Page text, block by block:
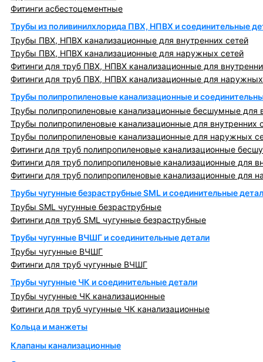
Фитинги асбестоцементные
Трубы из поливинилхлорида ПВХ, НПВХ и соединительные
Трубы ПВХ, НПВХ канализационные для внутренних сетей
Трубы ПВХ, НПВХ канализационные для наружных сетей
Фитинги для труб ПВХ, НПВХ канализационные для
Фитинги для труб ПВХ, НПВХ канализационные для
Трубы полипропиленовые канализационные и
Трубы полипропиленовые канализационные бесшумные для
Трубы полипропиленовые канализационные для внутренних
Трубы полипропиленовые канализационные для наружных
Фитинги для труб полипропиленовые канализационные
Фитинги для труб полипропиленовые канализационные для
Фитинги для труб полипропиленовые канализационные для
Трубы чугунные безраструбные SML и соединительные
Трубы SML чугунные безраструбные
Фитинги для труб SML чугунные безраструбные
Трубы чугунные ВЧШГ и соединительные детали
Трубы чугунные ВЧШГ
Фитинги для труб чугунные ВЧШГ
Трубы чугунные ЧК и соединительные детали
Трубы чугунные ЧК канализационные
Фитинги для труб чугунные ЧК канализационные
Кольца и манжеты
Клапаны канализационные